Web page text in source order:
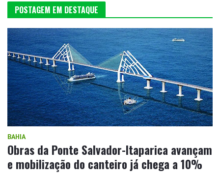
POSTAGEM EM DESTAQUE
BAHIA
Obras da Ponte Salvador-Itaparica avançam
e mobilização do canteiro já chega a 10%